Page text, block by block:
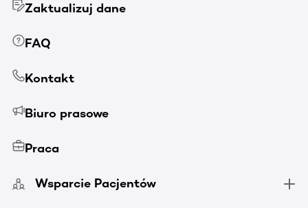
Zaktualizuj dane
FAQ
Kontakt
Biuro prasowe
Praca
Wsparcie Pacjentów